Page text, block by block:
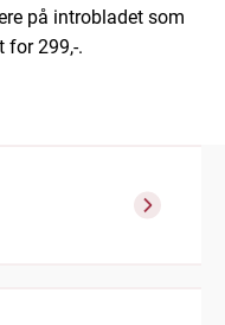
på introbladet som
for 299,-.